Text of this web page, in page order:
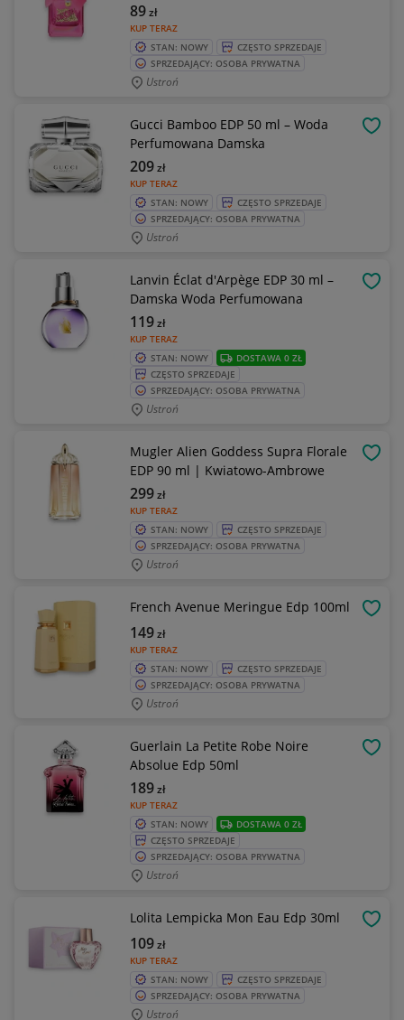
KUP TERAZ
89zł
STAN: NOWY
CZĘSTO SPRZEDAJE
SPRZEDAJĄCY: OSOBA PRYWATNA
Ustroń
Gucci Bamboo EDP 50 ml – Woda
Perfumowana Damska
KUP TERAZ
209zł
STAN: NOWY
CZĘSTO SPRZEDAJE
SPRZEDAJĄCY: OSOBA PRYWATNA
Ustroń
Lanvin Éclat d'Arpège EDP 30 ml –
Damska Woda Perfumowana
KUP TERAZ
119zł
STAN: NOWY
DOSTAWA 0 ZŁ
CZĘSTO SPRZEDAJE
SPRZEDAJĄCY: OSOBA PRYWATNA
Ustroń
Mugler Alien Goddess Supra Florale
EDP 90 ml | Kwiatowo-Ambrowe
KUP TERAZ
299zł
STAN: NOWY
CZĘSTO SPRZEDAJE
SPRZEDAJĄCY: OSOBA PRYWATNA
Ustroń
French Avenue Meringue Edp 100ml
KUP TERAZ
149zł
STAN: NOWY
CZĘSTO SPRZEDAJE
SPRZEDAJĄCY: OSOBA PRYWATNA
Ustroń
Guerlain La Petite Robe Noire
Absolue Edp 50ml
KUP TERAZ
189zł
STAN: NOWY
DOSTAWA 0 ZŁ
CZĘSTO SPRZEDAJE
SPRZEDAJĄCY: OSOBA PRYWATNA
Ustroń
Lolita Lempicka Mon Eau Edp 30ml
KUP TERAZ
109zł
STAN: NOWY
CZĘSTO SPRZEDAJE
SPRZEDAJĄCY: OSOBA PRYWATNA
Ustroń